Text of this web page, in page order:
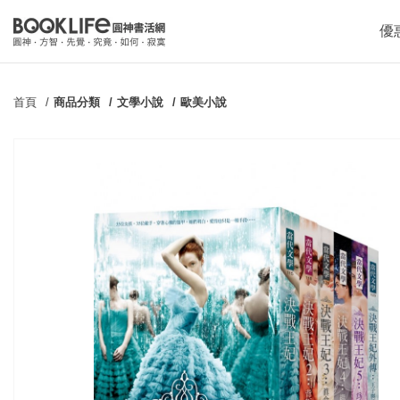
優
首頁 商品分類 文學小說 歐美小說